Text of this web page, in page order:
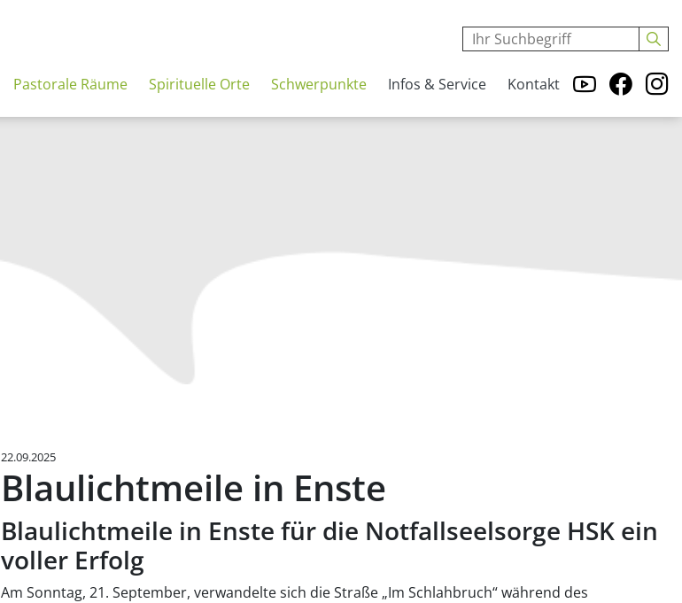
Pastorale Räume Spirituelle Orte Schwerpunkte Infos & Service Kontakt
22.09.2025
Blaulichtmeile in Enste
Blaulichtmeile in Enste für die Notfallseelsorge HSK ein
voller Erfolg
Am Sonntag, 21. September, verwandelte sich die Straße „Im Schlahbruch“ während des